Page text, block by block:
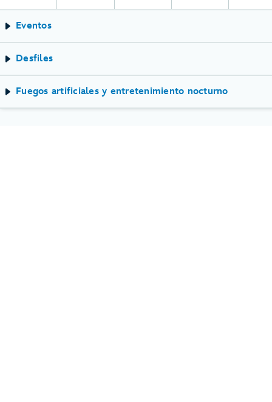
Eventos
Desfiles
Fuegos artificiales y entretenimiento nocturno